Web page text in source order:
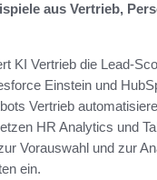
aus Vertrieb,
KI Vertrieb die Lead-
Einstein und
Vertrieb
HR Analytics und
Vorauswahl und zur
ein.